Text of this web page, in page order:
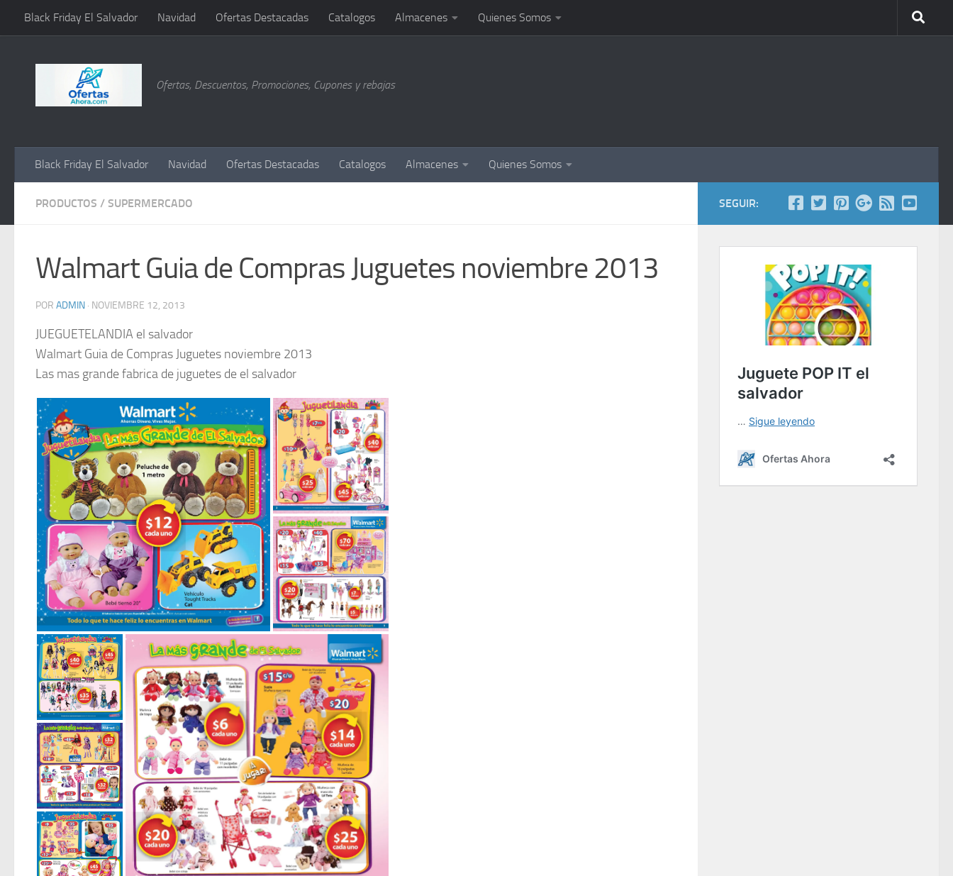
Saltar al contenido
Black Friday El Salvador Navidad Ofertas Destacadas Catalogos Almacenes Quienes Somos
Ofertas, Descuentos, Promociones, Cupones y rebajas
Black Friday El Salvador Navidad Ofertas Destacadas Catalogos Almacenes Quienes Somos
PRODUCTOS / SUPERMERCADO
Walmart Guia de Compras Juguetes noviembre 2013
POR ADMIN · NOVIEMBRE 12, 2013
JUEGUETELANDIA el salvador
Walmart Guia de Compras Juguetes noviembre 2013
Las mas grande fabrica de juguetes de el salvador
SEGUIR: